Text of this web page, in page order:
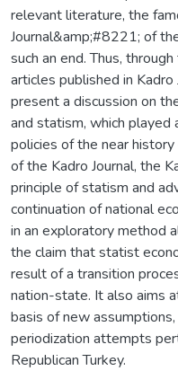
relevant literature, the
Journal&amp;#8221; of
such an end. Thus,
articles published in
present a discussion on
and statism, which played
policies of the near
of the Kadro Journal, the
principle of statism and
continuation of national
in an exploratory method
the claim that statist
result of a transition
nation-state. It also aims
basis of new
periodization attempts
Republican Turkey.